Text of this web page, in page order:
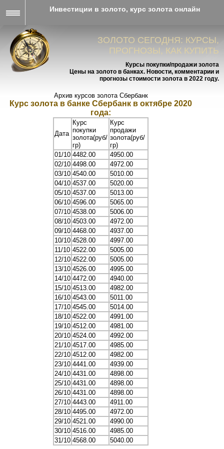
Инвестиции в золото, курс золота онлайн
ЗОЛОТО СЕГОДНЯ: КУРСЫ,
ПРОГНОЗЫ, КАК КУПИТЬ
Курсы покупки/продажи золота
Цены на золото в банках. Новости, комментарии и
прогнозы стоимости золота в 2022 году.
Архив курсов золота Сбербанк
Курс золота в банке Сбербанк в октябре 2020
года:
Дата
Курс
покупки
золота(руб/
гр)
Курс
продажи
золота(руб/
гр)
01/10 4482.00
4950.00
02/10 4498.00
4972.00
03/10 4540.00
5010.00
04/10 4537.00
5020.00
05/10 4537.00
5013.00
06/10 4596.00
5065.00
07/10 4538.00
5006.00
08/10 4503.00
4972.00
09/10 4468.00
4937.00
10/10 4528.00
4997.00
11/10 4522.00
5005.00
12/10 4522.00
5005.00
13/10 4526.00
4995.00
14/10 4472.00
4940.00
15/10 4513.00
4982.00
16/10 4543.00
5011.00
17/10 4545.00
5014.00
18/10 4522.00
4991.00
19/10 4512.00
4981.00
20/10 4524.00
4992.00
21/10 4517.00
4985.00
22/10 4512.00
4982.00
23/10 4441.00
4939.00
24/10 4431.00
4898.00
25/10 4431.00
4898.00
26/10 4431.00
4898.00
27/10 4443.00
4911.00
28/10 4495.00
4972.00
29/10 4521.00
4990.00
30/10 4516.00
4985.00
31/10 4568.00 5040.00